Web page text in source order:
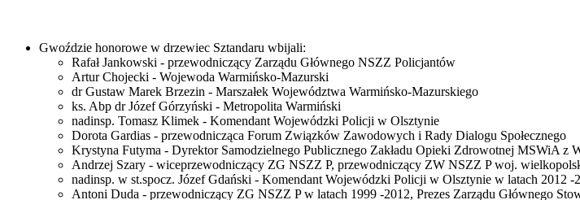
Gwoździe honorowe w drzewiec Sztandaru wbijali:
Rafał Jankowski - przewodniczący Zarządu Głównego NSZZ Policjantów
Artur Chojecki - Wojewoda Warmińsko-Mazurski
dr Gustaw Marek Brzezin - Marszałek Województwa Warmińsko-Mazurskiego
ks. Abp dr Józef Górzyński - Metropolita Warmiński
nadinsp. Tomasz Klimek - Komendant Wojewódzki Policji w Olsztynie
Dorota Gardias - przewodnicząca Forum Związków Zawodowych i Rady Dialogu Społecznego
Krystyna Futyma - Dyrektor Samodzielnego Publicznego Zakładu Opieki Zdrowotnej MSWiA z
Andrzej Szary - wiceprzewodniczący ZG NSZZ P, przewodniczący ZW NSZZ P woj.
nadinsp. w st.spocz. Józef Gdański - Komendant Wojewódzki Policji w Olsztynie w latach 2012 -
Antoni Duda - przewodniczący ZG NSZZ P w latach 1999 -2012, Prezes Zarządu Głównego